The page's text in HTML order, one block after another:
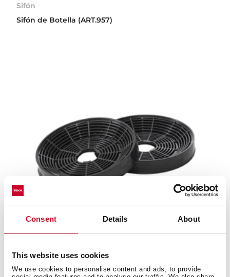
Consent Details About
This website uses cookies
We use cookies to personalise content and ads, to provide
Sifón
Sifón de Botella (ART.957)
Filtros de carbón activo para campana